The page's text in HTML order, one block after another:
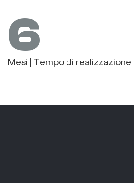
6
Mesi | Tempo di realizzazione